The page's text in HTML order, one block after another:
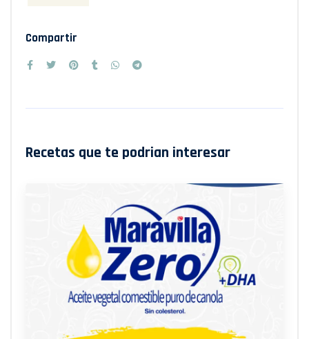
Compartir
Recetas que te podrian interesar